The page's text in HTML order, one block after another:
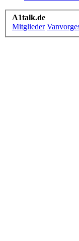
A1talk.de
Mitglieder